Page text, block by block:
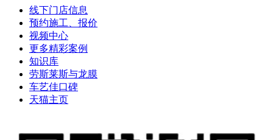
线下门店信息
预约施工、报价
视频中心
更多精彩案例
知识库
劳斯莱斯与龙膜
车艺佳口碑
天猫主页